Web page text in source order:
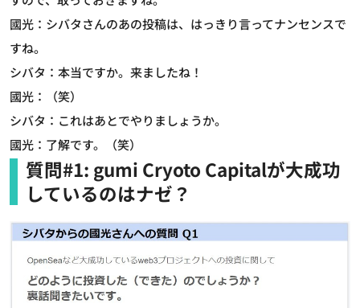
國光：シバタさんのあの投稿は、はっきり言ってナンセンスで
すね。
シバタ：本当ですか。来ましたね！
國光：（笑）
シバタ：これはあとでやりましょうか。
國光：了解です。（笑）
質問#1: gumi Cryoto Capitalが大成功
しているのはナゼ？